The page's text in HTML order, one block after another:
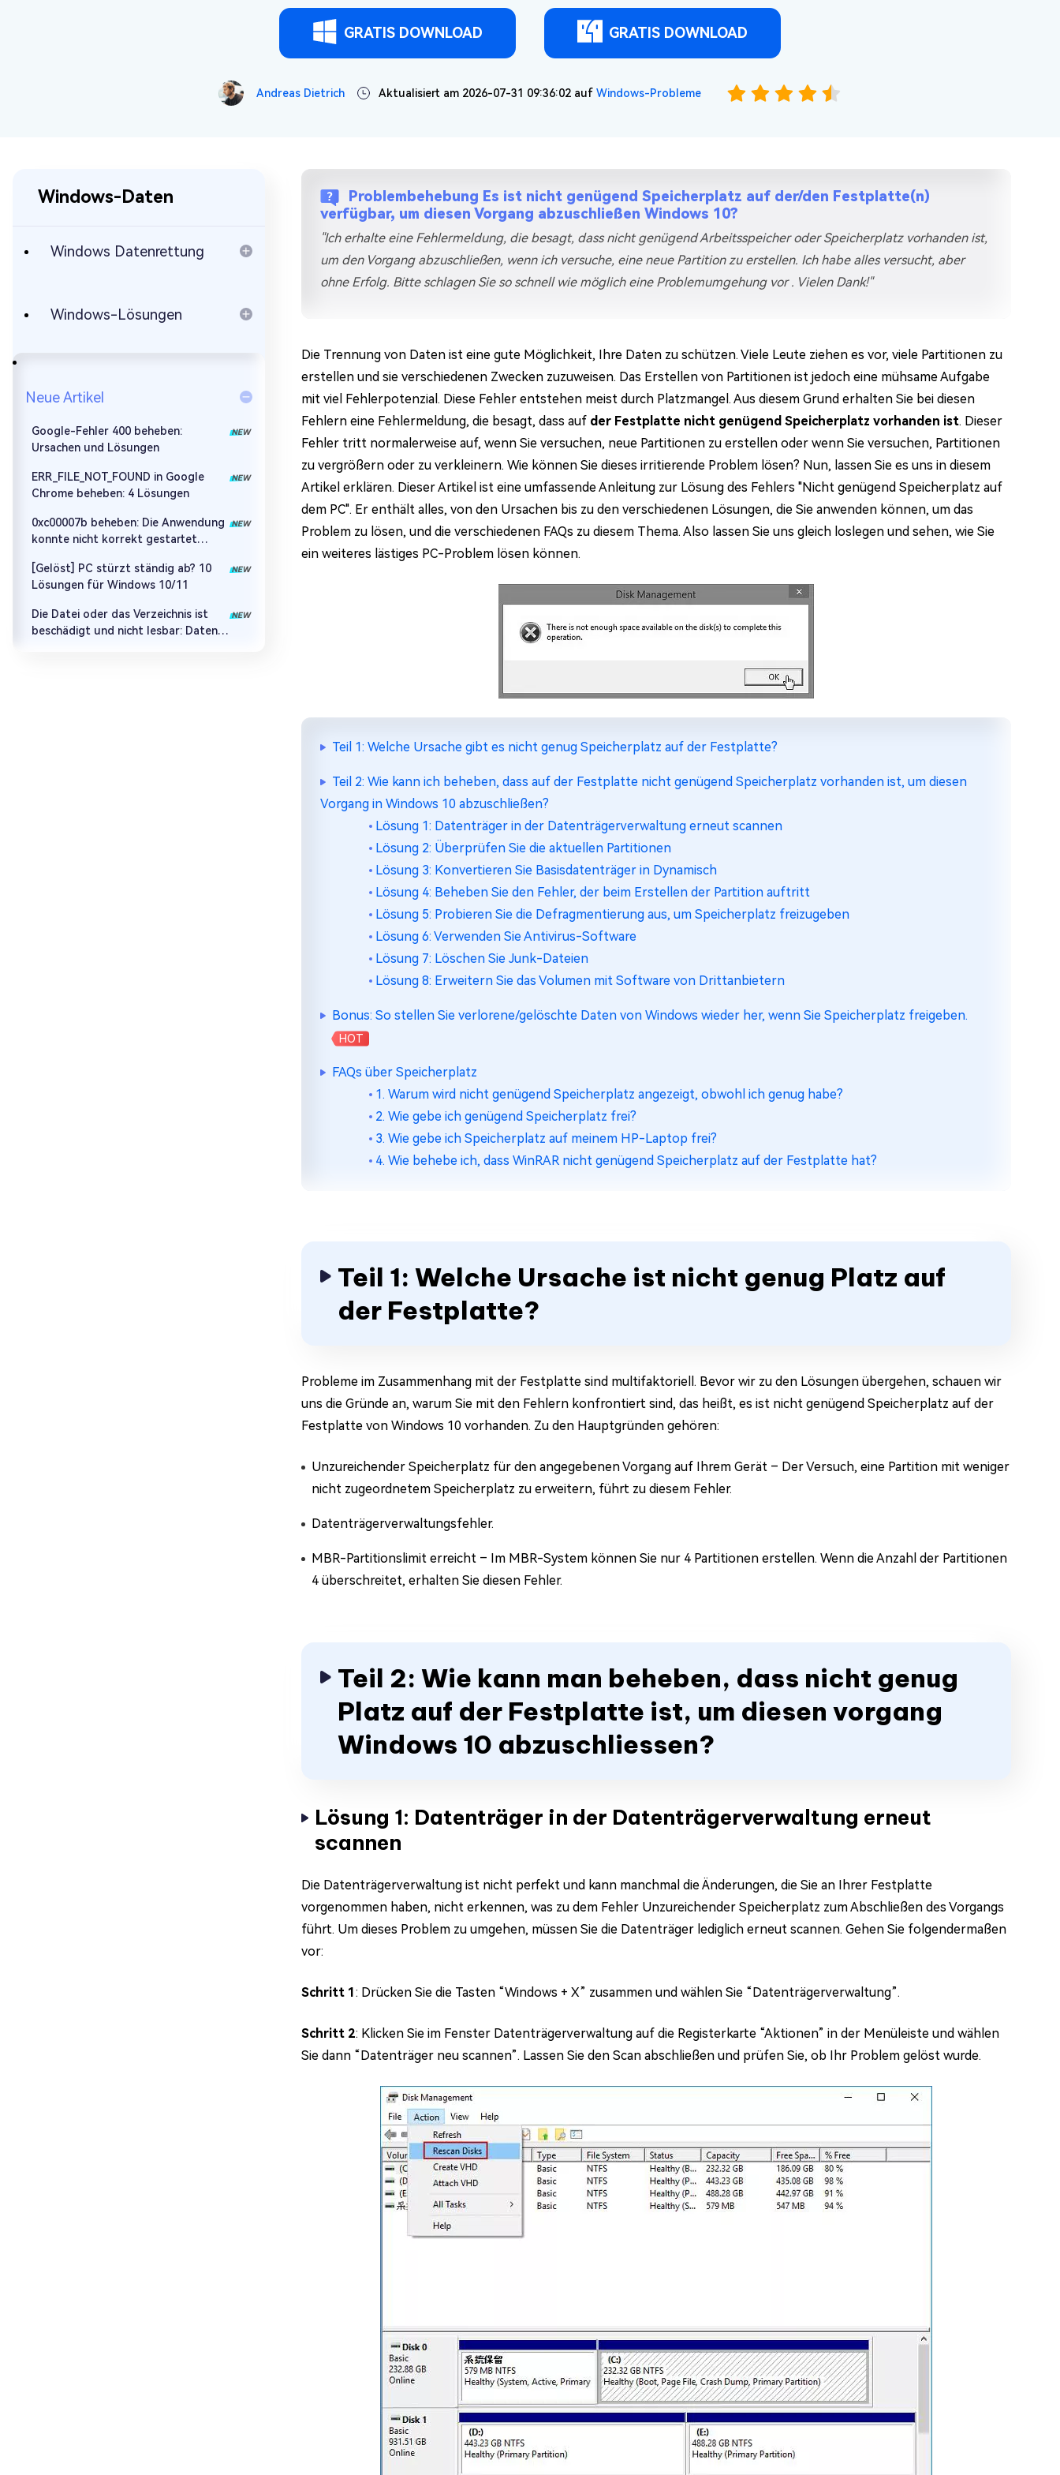
GRATIS DOWNLOAD GRATIS DOWNLOAD
Andreas Dietrich Aktualisiert am 2026-07-31 09:36:02 auf Windows-Probleme
Windows-Daten
Windows Datenrettung
Windows-Lösungen
Neue Artikel
Google-Fehler 400 beheben:
Ursachen und Lösungen
ERR_FILE_NOT_FOUND in Google
Chrome beheben: 4 Lösungen
0xc00007b beheben: Die Anwendung
konnte nicht korrekt gestartet
[Gelöst] PC stürzt ständig ab? 10
Lösungen für Windows 10/11
Die Datei oder das Verzeichnis ist
beschädigt und nicht lesbar: Daten
Problembehebung Es ist nicht genügend Speicherplatz auf der/den Festplatte(n)
verfügbar, um diesen Vorgang abzuschließen Windows 10?
"Ich erhalte eine Fehlermeldung, die besagt, dass nicht genügend Arbeitsspeicher oder Speicherplatz vorhanden ist,
um den Vorgang abzuschließen, wenn ich versuche, eine neue Partition zu erstellen. Ich habe alles versucht, aber
ohne Erfolg. Bitte schlagen Sie so schnell wie möglich eine Problemumgehung vor . Vielen Dank!"
Die Trennung von Daten ist eine gute Möglichkeit, Ihre Daten zu schützen. Viele Leute ziehen es vor, viele Partitionen zu
erstellen und sie verschiedenen Zwecken zuzuweisen. Das Erstellen von Partitionen ist jedoch eine mühsame Aufgabe
mit viel Fehlerpotenzial. Diese Fehler entstehen meist durch Platzmangel. Aus diesem Grund erhalten Sie bei diesen
Fehlern eine Fehlermeldung, die besagt, dass auf der Festplatte nicht genügend Speicherplatz vorhanden ist. Dieser
Fehler tritt normalerweise auf, wenn Sie versuchen, neue Partitionen zu erstellen oder wenn Sie versuchen, Partitionen
zu vergrößern oder zu verkleinern. Wie können Sie dieses irritierende Problem lösen? Nun, lassen Sie es uns in diesem
Artikel erklären. Dieser Artikel ist eine umfassende Anleitung zur Lösung des Fehlers "Nicht genügend Speicherplatz auf
dem PC". Er enthält alles, von den Ursachen bis zu den verschiedenen Lösungen, die Sie anwenden können, um das
Problem zu lösen, und die verschiedenen FAQs zu diesem Thema. Also lassen Sie uns gleich loslegen und sehen, wie Sie
ein weiteres lästiges PC-Problem lösen können.
Teil 1: Welche Ursache gibt es nicht genug Speicherplatz auf der Festplatte?
Teil 2: Wie kann ich beheben, dass auf der Festplatte nicht genügend Speicherplatz vorhanden ist, um diesen
Vorgang in Windows 10 abzuschließen?
Lösung 1: Datenträger in der Datenträgerverwaltung erneut scannen
Lösung 2: Überprüfen Sie die aktuellen Partitionen
Lösung 3: Konvertieren Sie Basisdatenträger in Dynamisch
Lösung 4: Beheben Sie den Fehler, der beim Erstellen der Partition auftritt
Lösung 5: Probieren Sie die Defragmentierung aus, um Speicherplatz freizugeben
Lösung 6: Verwenden Sie Antivirus-Software
Lösung 7: Löschen Sie Junk-Dateien
Lösung 8: Erweitern Sie das Volumen mit Software von Drittanbietern
Bonus: So stellen Sie verlorene/gelöschte Daten von Windows wieder her, wenn Sie Speicherplatz freigeben.
HOT
FAQs über Speicherplatz
1. Warum wird nicht genügend Speicherplatz angezeigt, obwohl ich genug habe?
2. Wie gebe ich genügend Speicherplatz frei?
3. Wie gebe ich Speicherplatz auf meinem HP-Laptop frei?
4. Wie behebe ich, dass WinRAR nicht genügend Speicherplatz auf der Festplatte hat?
Teil 1: Welche Ursache ist nicht genug Platz auf
der Festplatte?
Probleme im Zusammenhang mit der Festplatte sind multifaktoriell. Bevor wir zu den Lösungen übergehen, schauen wir
uns die Gründe an, warum Sie mit den Fehlern konfrontiert sind, das heißt, es ist nicht genügend Speicherplatz auf der
Festplatte von Windows 10 vorhanden. Zu den Hauptgründen gehören:
Unzureichender Speicherplatz für den angegebenen Vorgang auf Ihrem Gerät – Der Versuch, eine Partition mit weniger
nicht zugeordnetem Speicherplatz zu erweitern, führt zu diesem Fehler.
Datenträgerverwaltungsfehler.
MBR-Partitionslimit erreicht – Im MBR-System können Sie nur 4 Partitionen erstellen. Wenn die Anzahl der Partitionen
4 überschreitet, erhalten Sie diesen Fehler.
Teil 2: Wie kann man beheben, dass nicht genug
Platz auf der Festplatte ist, um diesen vorgang
Windows 10 abzuschliessen?
Lösung 1: Datenträger in der Datenträgerverwaltung erneut
scannen
Die Datenträgerverwaltung ist nicht perfekt und kann manchmal die Änderungen, die Sie an Ihrer Festplatte
vorgenommen haben, nicht erkennen, was zu dem Fehler Unzureichender Speicherplatz zum Abschließen des Vorgangs
führt. Um dieses Problem zu umgehen, müssen Sie die Datenträger lediglich erneut scannen. Gehen Sie folgendermaßen
vor:
Schritt 1: Drücken Sie die Tasten “Windows + X” zusammen und wählen Sie “Datenträgerverwaltung”.
Schritt 2: Klicken Sie im Fenster Datenträgerverwaltung auf die Registerkarte “Aktionen” in der Menüleiste und wählen
Sie dann “Datenträger neu scannen”. Lassen Sie den Scan abschließen und prüfen Sie, ob Ihr Problem gelöst wurde.